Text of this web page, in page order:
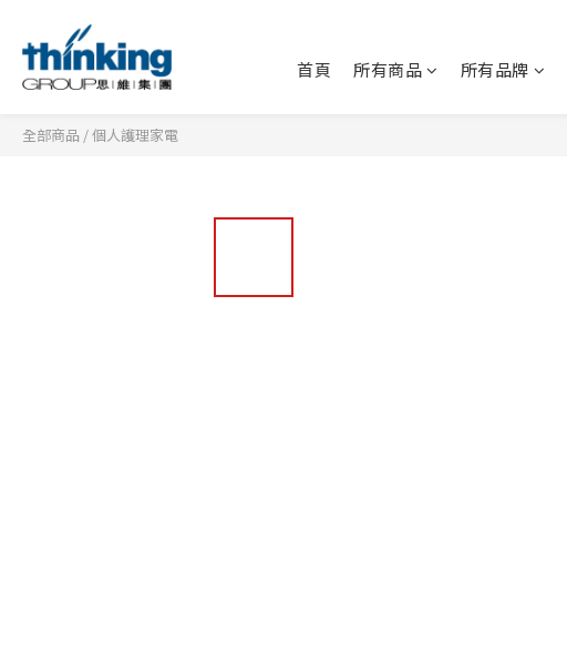
首頁 所有商品 所有品牌
全部商品 /個人護理家電